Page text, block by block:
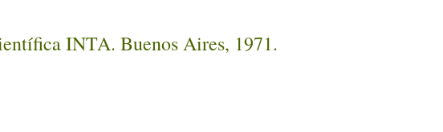
INTA. Buenos Aires, 1971.